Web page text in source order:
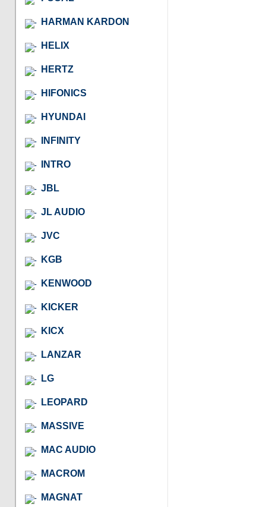
HARMAN KARDON
HELIX
HERTZ
HIFONICS
HYUNDAI
INFINITY
INTRO
JBL
JL AUDIO
JVC
KGB
KENWOOD
KICKER
KICX
LANZAR
LG
LEOPARD
MASSIVE
MAC AUDIO
MACROM
MAGNAT